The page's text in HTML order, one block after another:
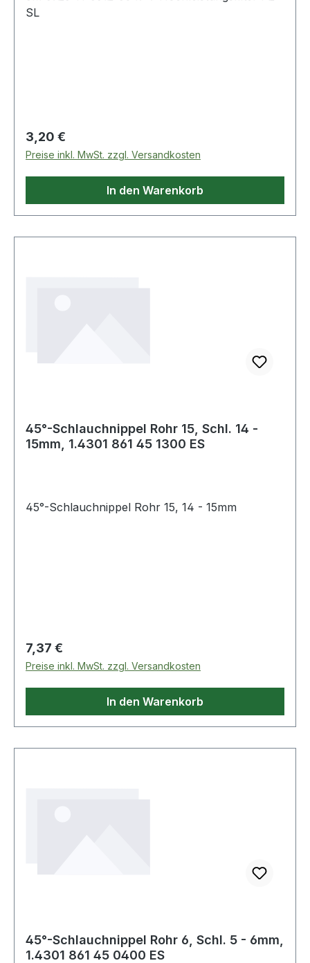
SL
Regulärer Preis:
3,20 €
Preise inkl. MwSt. zzgl. Versandkosten
In den Warenkorb
45°-Schlauchnippel Rohr 15, Schl. 14 -
15mm, 1.4301 861 45 1300 ES
45°-Schlauchnippel Rohr 15, 14 - 15mm
Regulärer Preis:
7,37 €
Preise inkl. MwSt. zzgl. Versandkosten
In den Warenkorb
45°-Schlauchnippel Rohr 6, Schl. 5 - 6mm,
1.4301 861 45 0400 ES